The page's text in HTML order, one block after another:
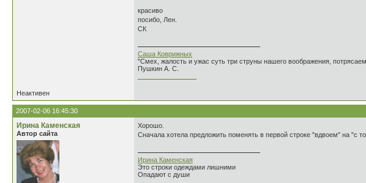
красиво
посибо, Лен.
СК
Саша Коврижных
"Смех, жалость и ужас суть три струны нашего воображения,
Пушкин А. С.
Неактивен
2007-02-06 16:45:30
Ирина Каменская
Автор сайта
Хорошо.
Сначала хотела предложить поменять в первой строке "вдвоем" на "с
Ирина Каменская
Это строки одеждами лишними
Опадают с души